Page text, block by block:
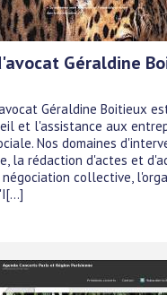
Géraldine
Géraldine Boitieux
et l'assistance aux
Nos domaines
la rédaction d'actes et
collective,